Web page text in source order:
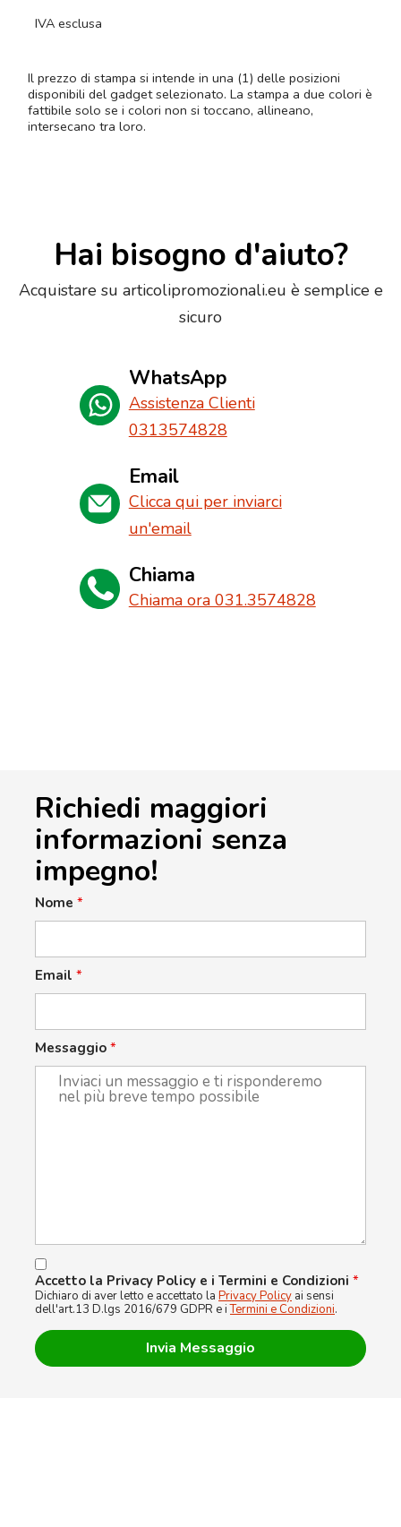
IVA esclusa
Il prezzo di stampa si intende in una (1) delle posizioni
disponibili del gadget selezionato. La stampa a due colori è
fattibile solo se i colori non si toccano, allineano,
intersecano tra loro.
Hai bisogno d'aiuto?
Acquistare su articolipromozionali.eu è semplice e
sicuro
WhatsApp
Assistenza Clienti
0313574828
Email
Clicca qui per inviarci
un'email
Chiama
Chiama ora 031.3574828
Richiedi maggiori
informazioni senza
impegno!
Nome *
Email *
Messaggio *
Accetto la Privacy Policy e i Termini e Condizioni *
Dichiaro di aver letto e accettato la Privacy Policy ai sensi
dell'art.13 D.lgs 2016/679 GDPR e iTermini e Condizioni.